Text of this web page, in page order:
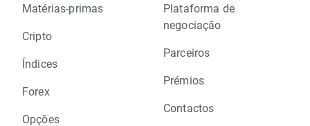
Matérias-primas
Cripto
Índices
Forex
Opções
Plataforma de
negociação
Parceiros
Prémios
Contactos